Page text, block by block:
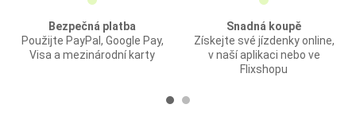
Bezpečná platba
Použijte PayPal, Google Pay,
Visa a mezinárodní karty
Snadná koupě
Získejte své jízdenky online,
v naší aplikaci nebo ve
Flixshopu